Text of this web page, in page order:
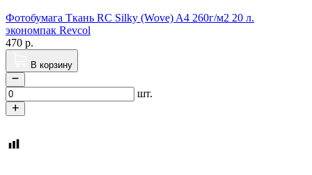
Фотобумага Ткань RC Silky (Wove) A4 260г/м2 20 л.
экономпак Revcol
470 р.
В корзину
шт.